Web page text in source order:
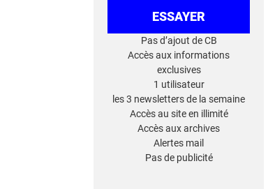
ESSAYER
Pas d’ajout de CB
Accès aux informations
exclusives
1 utilisateur
les 3 newsletters de la semaine
Accès au site en illimité
Accès aux archives
Alertes mail
Pas de publicité